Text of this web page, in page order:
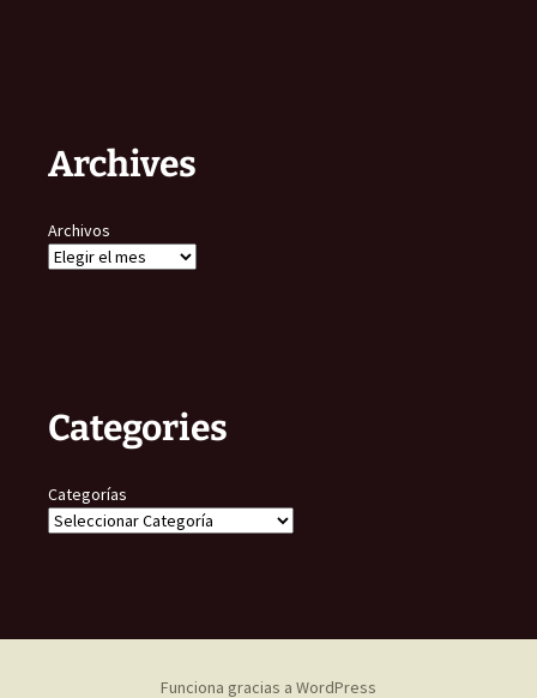
Archives
Archivos
Categories
Categorías
Funciona gracias a WordPress